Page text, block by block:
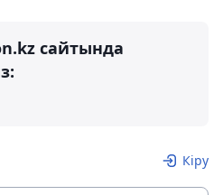
сайтында
Кіру